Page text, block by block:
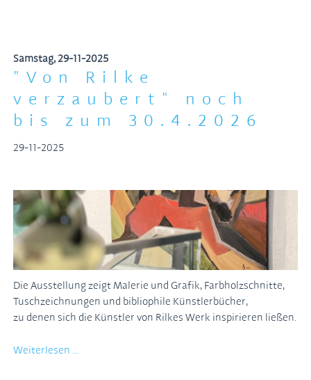
80.
Geburtstag
Samstag,29-11-2025
"Von Rilke
verzaubert" noch
bis zum 30.4.2026
29-11-2025
Die Ausstellung zeigt Malerie und Grafik, Farbholzschnitte,
Tuschzeichnungen und bibliophile Künstlerbücher,
zu denen sich die Künstler von Rilkes Werk inspirieren ließen.
Weiterlesen …